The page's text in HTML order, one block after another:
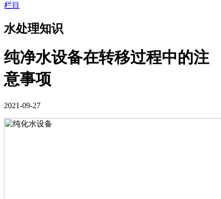
栏目
水处理知识
纯净水设备在转移过程中的注
意事项
2021-09-27